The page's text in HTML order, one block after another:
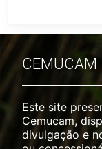
CEMUCAM
Este site
Cemucam,
divulgação e